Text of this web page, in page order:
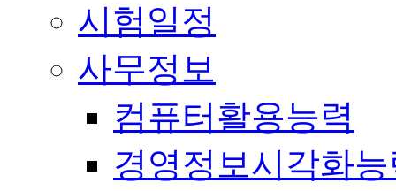
시험일정
사무정보
컴퓨터활용능력
경영정보시각화